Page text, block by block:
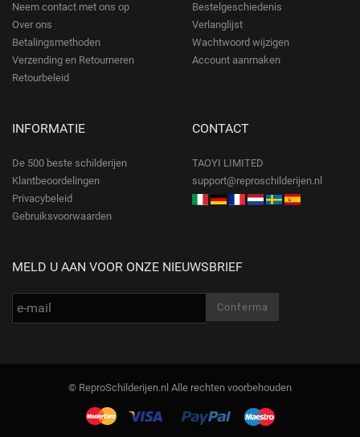
Neem contact met ons op
Over ons
Betalingsmethoden
Verzending en Retourneren
Retourbeleid
Bestelgeschiedenis
Verlanglijst
Wachtwoord wijzigen
Account aanmaken
INFORMATIE
De 500 beste schilderijen
Klantbeoordelingen
Privacybeleid
Gebruiksvoorwaarden
CONTACT
TAOYI LIMITED
support@reproschilderijen.nl
MELD U AAN VOOR ONZE NIEUWSBRIEF
© ReproSchilderijen.nl Alle rechten voorbehouden